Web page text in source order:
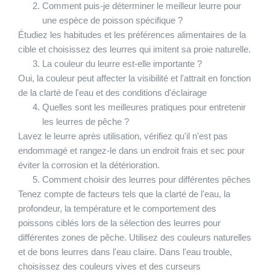
Comment puis-je déterminer le meilleur leurre pour
une espèce de poisson spécifique ?
Étudiez les habitudes et les préférences alimentaires de la
cible et choisissez des leurres qui imitent sa proie naturelle.
La couleur du leurre est-elle importante ?
Oui, la couleur peut affecter la visibilité et l'attrait en fonction
de la clarté de l'eau et des conditions d'éclairage
Quelles sont les meilleures pratiques pour entretenir
les leurres de pêche ?
Lavez le leurre après utilisation, vérifiez qu'il n'est pas
endommagé et rangez-le dans un endroit frais et sec pour
éviter la corrosion et la détérioration.
Comment choisir des leurres pour différentes pêches
Tenez compte de facteurs tels que la clarté de l'eau, la
profondeur, la température et le comportement des
poissons ciblés lors de la sélection des leurres pour
différentes zones de pêche. Utilisez des couleurs naturelles
et de bons leurres dans l'eau claire. Dans l'eau trouble,
choisissez des couleurs vives et des curseurs